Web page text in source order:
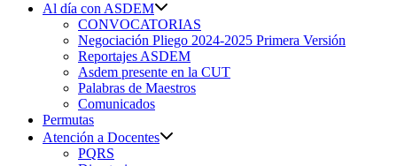
Al día con ASDEM
CONVOCATORIAS
Negociación Pliego 2024-2025 Primera Versión
Reportajes ASDEM
Asdem presente en la CUT
Palabras de Maestros
Comunicados
Permutas
Atención a Docentes
PQRS